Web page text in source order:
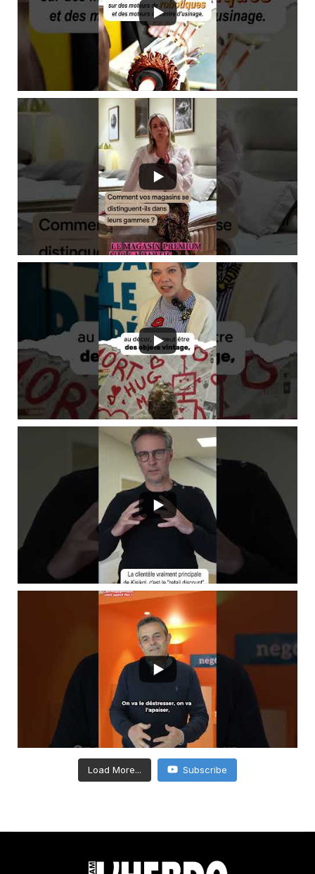
Load More... Subscribe